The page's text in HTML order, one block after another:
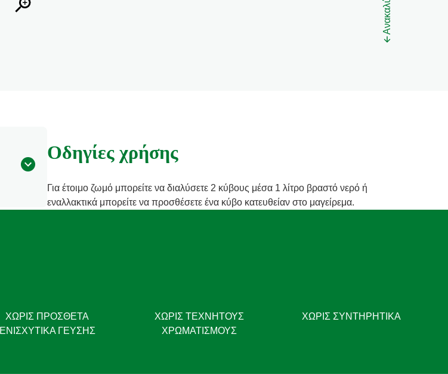
Οδηγίες χρήσης
Για έτοιμο ζωμό μπορείτε να διαλύσετε 2 κύβους μέσα 1 λίτρο βραστό νερό ή
εναλλακτικά μπορείτε να προσθέσετε ένα κύβο κατευθείαν στο μαγείρεμα.
ΧΩΡΊΣ ΠΡΌΣΘΕΤΑ
ΕΝΙΣΧΥΤΙΚΆ ΓΕΎΣΗΣ
ΧΩΡΊΣ ΤΕΧΝΗΤΟΎΣ
ΧΡΩΜΑΤΙΣΜΟΎΣ
ΧΩΡΙΣ ΣΥΝΤΗΡΗΤΙΚΑ